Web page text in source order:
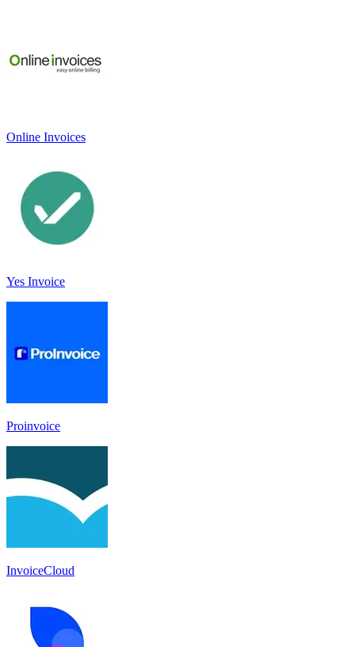
Online Invoices
Yes Invoice
Proinvoice
InvoiceCloud